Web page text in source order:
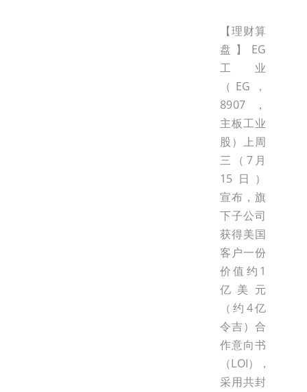
【理财算
盘】EG
工业
（EG，
8907，
主板工业
股）上周
三（7月
15日）
宣布，旗
下子公司
获得美国
客户一份
价值约1
亿美元
（约4亿
令吉）合
作意向书
（LOI），
采用共封